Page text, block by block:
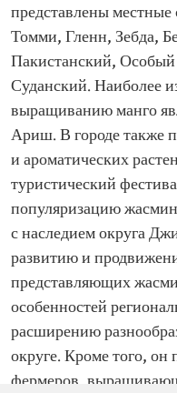
представлены местные
Томми, Гленн, Зебда,
Пакистанский,
Суданский. Наиболее
выращиванию манго
Ариш. В городе также
и ароматических
туристический
популяризацию
с наследием округа
развитию и
представляющих
особенностей
расширению
округе. Кроме того, он
фермеров,